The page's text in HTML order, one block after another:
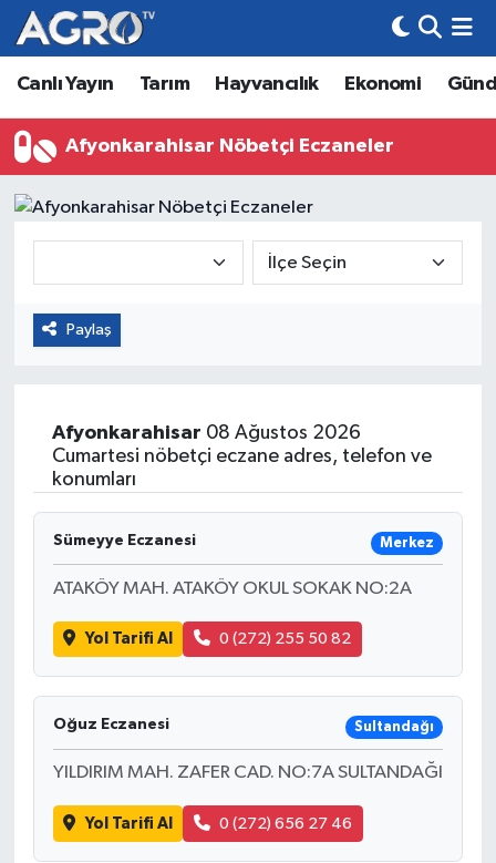
Canlı Yayın Tarım Hayvancılık Ekonomi
Afyonkarahisar Nöbetçi Eczaneler
Paylaş
Afyonkarahisar 08 Ağustos 2026
Cumartesi nöbetçi eczane adres, telefon ve
konumları
Sümeyye Eczanesi Merkez
ATAKÖY MAH. ATAKÖY OKUL SOKAK NO:2A
Yol Tarifi Al 0 (272) 255 50 82
Oğuz Eczanesi Sultandağı
YILDIRIM MAH. ZAFER CAD. NO:7A SULTANDAĞI
Yol Tarifi Al 0 (272) 656 27 46
Hava Durumu
Trafik Durumu
Süper Lig Puan Durumu ve Fikstür
Son Dakika Haberleri